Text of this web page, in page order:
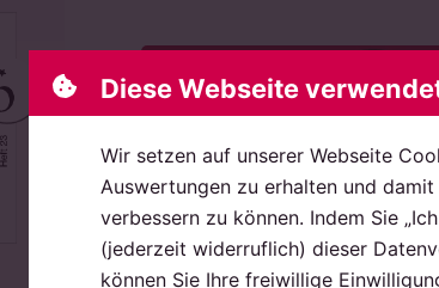
08. Dezember 2025
Diese Webseite
Wir setzen auf unserer Webseite
Auswertungen zu erhalten und
verbessern zu können. Indem Sie
(jederzeit widerruflich) dieser
können Sie Ihre freiwillige